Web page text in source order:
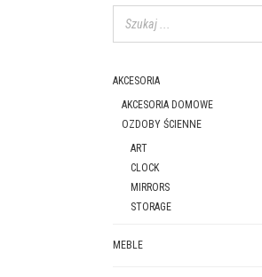
AKCESORIA
AKCESORIA DOMOWE
OZDOBY ŚCIENNE
ART
CLOCK
MIRRORS
STORAGE
MEBLE